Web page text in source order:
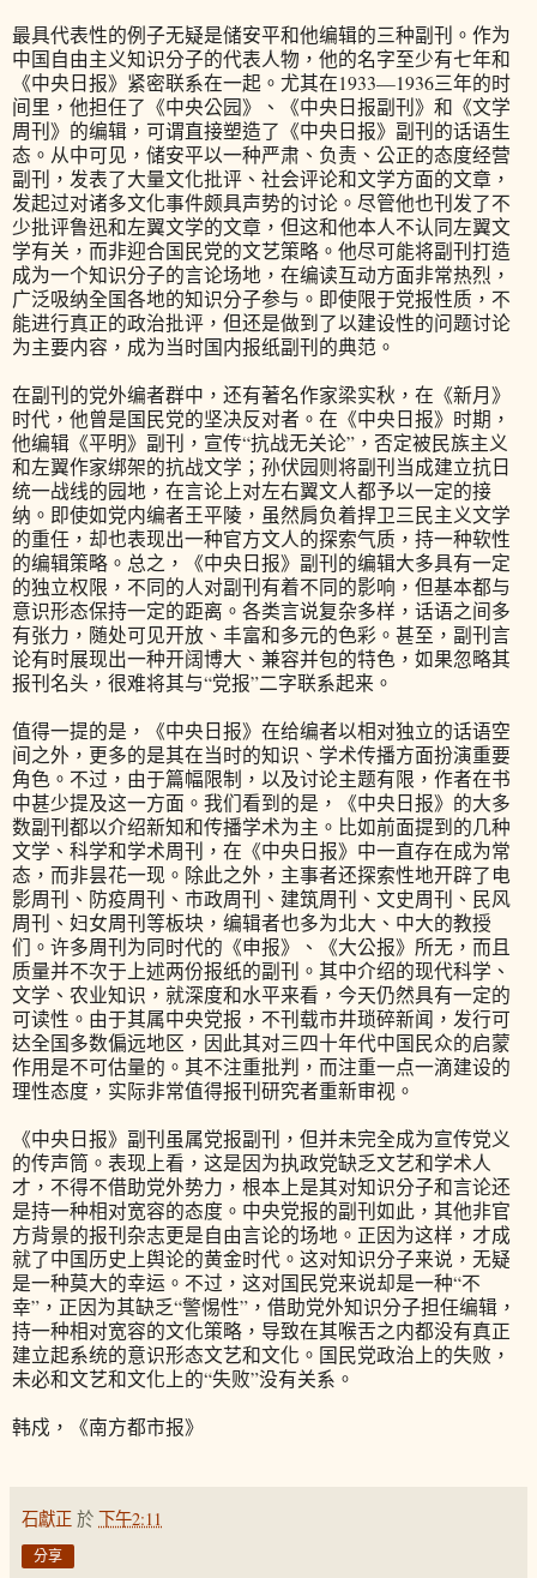
最具代表性的例子无疑是储安平和他编辑的三种副刊。作为
中国自由主义知识分子的代表人物，他的名字至少有七年和
《中央日报》紧密联系在一起。尤其在1933—1936三年的时
间里，他担任了《中央公园》、《中央日报副刊》和《文学
周刊》的编辑，可谓直接塑造了《中央日报》副刊的话语生
态。从中可见，储安平以一种严肃、负责、公正的态度经营
副刊，发表了大量文化批评、社会评论和文学方面的文章，
发起过对诸多文化事件颇具声势的讨论。尽管他也刊发了不
少批评鲁迅和左翼文学的文章，但这和他本人不认同左翼文
学有关，而非迎合国民党的文艺策略。他尽可能将副刊打造
成为一个知识分子的言论场地，在编读互动方面非常热烈，
广泛吸纳全国各地的知识分子参与。即使限于党报性质，不
能进行真正的政治批评，但还是做到了以建设性的问题讨论
为主要内容，成为当时国内报纸副刊的典范。
在副刊的党外编者群中，还有著名作家梁实秋，在《新月》
时代，他曾是国民党的坚决反对者。在《中央日报》时期，
他编辑《平明》副刊，宣传“抗战无关论”，否定被民族主义
和左翼作家绑架的抗战文学；孙伏园则将副刊当成建立抗日
统一战线的园地，在言论上对左右翼文人都予以一定的接
纳。即使如党内编者王平陵，虽然肩负着捍卫三民主义文学
的重任，却也表现出一种官方文人的探索气质，持一种软性
的编辑策略。总之，《中央日报》副刊的编辑大多具有一定
的独立权限，不同的人对副刊有着不同的影响，但基本都与
意识形态保持一定的距离。各类言说复杂多样，话语之间多
有张力，随处可见开放、丰富和多元的色彩。甚至，副刊言
论有时展现出一种开阔博大、兼容并包的特色，如果忽略其
报刊名头，很难将其与“党报”二字联系起来。
值得一提的是，《中央日报》在给编者以相对独立的话语空
间之外，更多的是其在当时的知识、学术传播方面扮演重要
角色。不过，由于篇幅限制，以及讨论主题有限，作者在书
中甚少提及这一方面。我们看到的是，《中央日报》的大多
数副刊都以介绍新知和传播学术为主。比如前面提到的几种
文学、科学和学术周刊，在《中央日报》中一直存在成为常
态，而非昙花一现。除此之外，主事者还探索性地开辟了电
影周刊、防疫周刊、市政周刊、建筑周刊、文史周刊、民风
周刊、妇女周刊等板块，编辑者也多为北大、中大的教授
们。许多周刊为同时代的《申报》、《大公报》所无，而且
质量并不次于上述两份报纸的副刊。其中介绍的现代科学、
文学、农业知识，就深度和水平来看，今天仍然具有一定的
可读性。由于其属中央党报，不刊载市井琐碎新闻，发行可
达全国多数偏远地区，因此其对三四十年代中国民众的启蒙
作用是不可估量的。其不注重批判，而注重一点一滴建设的
理性态度，实际非常值得报刊研究者重新审视。
《中央日报》副刊虽属党报副刊，但并未完全成为宣传党义
的传声筒。表现上看，这是因为执政党缺乏文艺和学术人
才，不得不借助党外势力，根本上是其对知识分子和言论还
是持一种相对宽容的态度。中央党报的副刊如此，其他非官
方背景的报刊杂志更是自由言论的场地。正因为这样，才成
就了中国历史上舆论的黄金时代。这对知识分子来说，无疑
是一种莫大的幸运。不过，这对国民党来说却是一种“不
幸”，正因为其缺乏“警惕性”，借助党外知识分子担任编辑，
持一种相对宽容的文化策略，导致在其喉舌之内都没有真正
建立起系统的意识形态文艺和文化。国民党政治上的失败，
未必和文艺和文化上的“失败”没有关系。
韩戍，《南方都市报》
石獻正 於 下午2:11
分享